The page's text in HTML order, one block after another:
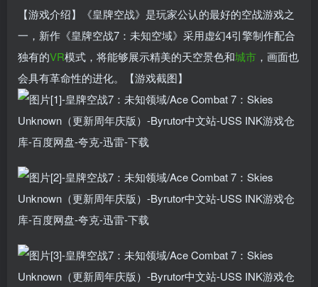
【游戏介绍】《皇牌空战》是玩家公认的最好的空战游戏之
一，新作《皇牌空战7：未知空域》采用虚幻4引擎制作配合
独有的VR模式，将能够展示精美的天空景色和城市 ，画面也
会具有革命性的进化。【游戏截图】